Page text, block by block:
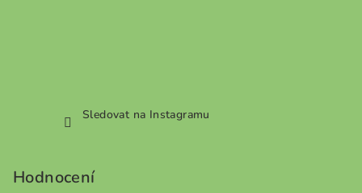
Sledovat na Instagramu
Hodnocení